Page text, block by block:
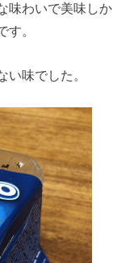
味わいで美味しか
す。
い味でした。